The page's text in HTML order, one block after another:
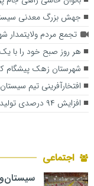
جهش بزرگ معدنی
تجمع مردم ولایتمدار
هر روز صبح خود را با
شهرستان زهک پیشگام
افتخارآفرینی تیم
افزایش ۹۴ درصدی تولید میگو در سیستان‌وبلوچستان
اجتماعی